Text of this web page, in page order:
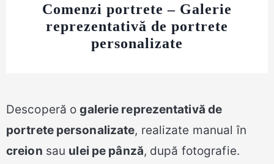
Comenzi portrete – Galerie
reprezentativă de portrete
personalizate
Descoperă ogalerie reprezentativă de
portrete personalizate, realizate manual în
creion sau ulei pe pânză, după fotografie.